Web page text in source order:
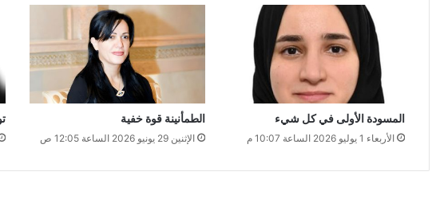
المسودة الأولى في كل شيء
الأربعاء 1 يوليو 2026 الساعة 10:07 م
الطمأنينة قوة خفية
الإثنين 29 يونيو 2026 الساعة 12:05 ص